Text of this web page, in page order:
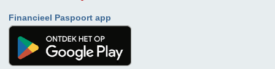
Financieel Paspoort app